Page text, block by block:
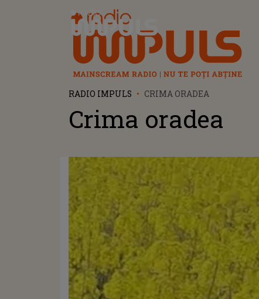
Radio Impuls
RADIO IMPULS CRIMA ORADEA
Crima oradea